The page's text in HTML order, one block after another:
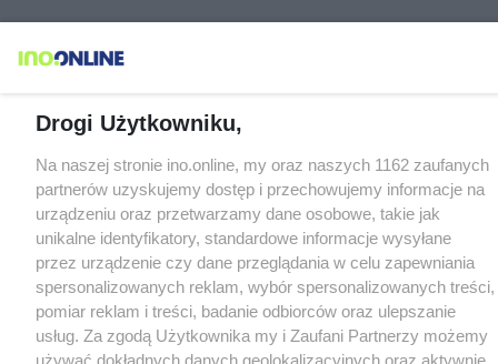
Drogi Użytkowniku,
Na naszej stronie ino.online, my oraz naszych 1162 zaufanych
partnerów uzyskujemy dostęp i przechowujemy informacje na
urządzeniu oraz przetwarzamy dane osobowe, takie jak
unikalne identyfikatory, standardowe informacje wysyłane
przez urządzenie czy dane przeglądania w celu zapewniania
spersonalizowanych reklam, wybór spersonalizowanych treści,
pomiar reklam i treści, badanie odbiorców oraz ulepszanie
usług. Za zgodą Użytkownika my i Zaufani Partnerzy możemy
używać dokładnych danych geolokalizacyjnych oraz aktywnie